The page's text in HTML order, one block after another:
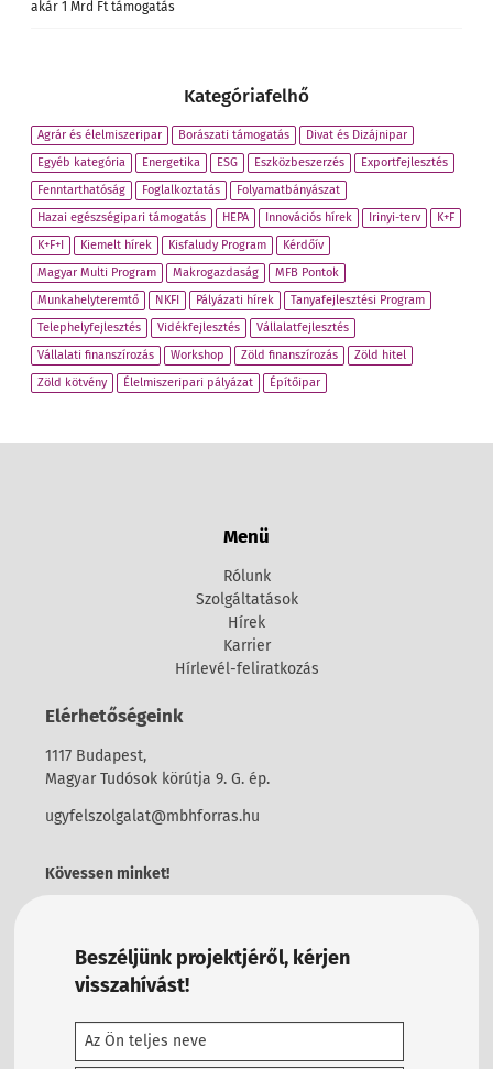
akár 1 Mrd Ft támogatás
Kategóriafelhő
Agrár és élelmiszeripar Borászati támogatás
Divat és Dizájnipar
Egyéb kategória
Energetika ESG Eszközbeszerzés
Exportfejlesztés
Fenntarthatóság
Foglalkoztatás
Folyamatbányászat
Hazai egészségipari támogatás
HEPA Innovációs hírek Irinyi-terv
K+F
K+F+I
Kiemelt hírek Kisfaludy Program
Kérdőív
Magyar Multi Program
Makrogazdaság
MFB Pontok
Munkahelyteremtő
NKFI Pályázati hírek
Tanyafejlesztési Program
Telephelyfejlesztés
Vidékfejlesztés
Vállalatfejlesztés
Vállalati finanszírozás
Workshop Zöld finanszírozás
Zöld hitel
Zöld kötvény
Élelmiszeripari pályázat Építőipar
Menü
Rólunk
Szolgáltatások
Hírek
Karrier
Hírlevél-feliratkozás
Elérhetőségeink
1117 Budapest,
Magyar Tudósok körútja 9. G. ép.
ugyfelszolgalat@mbhforras.hu
Kövessen minket!
Beszéljünk projektjéről, kérjen
visszahívást!